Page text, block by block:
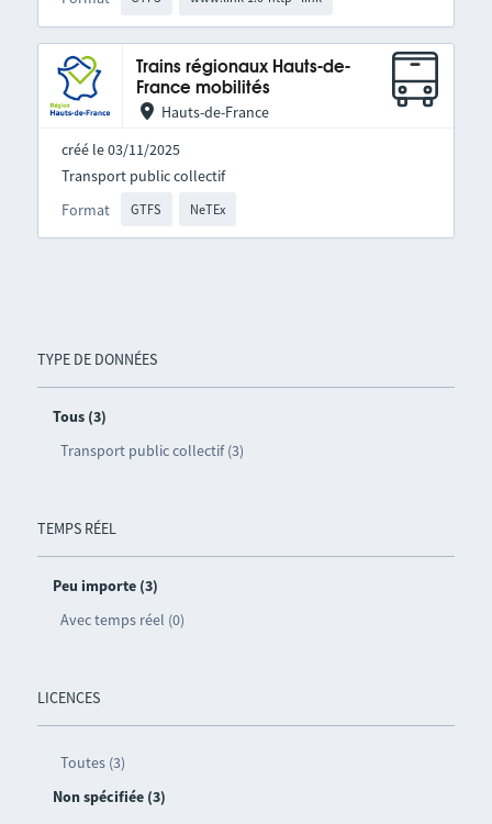
TYPE DE DONNÉES
Tous (3)
Transport public collectif (3)
TEMPS RÉEL
Peu importe (3)
Avec temps réel (0)
LICENCES
Toutes (3)
Non spécifiée (3)
Trains régionaux Hauts-de-
France mobilités
Hauts-de-France
créé le 03/11/2025
Format GTFS NeTEx
Transport public collectif